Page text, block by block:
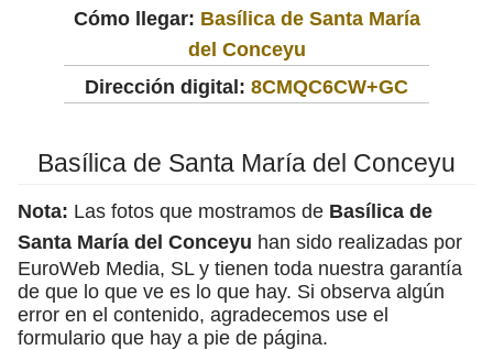
Cómo llegar: Basílica de Santa María
del Conceyu
Dirección digital: 8CMQC6CW+GC
Basílica de Santa María del Conceyu
Nota: Las fotos que mostramos de Basílica de
Santa María del Conceyu han sido realizadas por
EuroWeb Media, SL y tienen toda nuestra garantía
de que lo que ve es lo que hay. Si observa algún
error en el contenido, agradecemos use el
formulario que hay a pie de página.